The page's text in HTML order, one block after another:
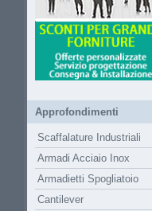
Approfondimenti
Scaffalature Industriali
Armadi Acciaio Inox
Armadietti Spogliatoio
Cantilever